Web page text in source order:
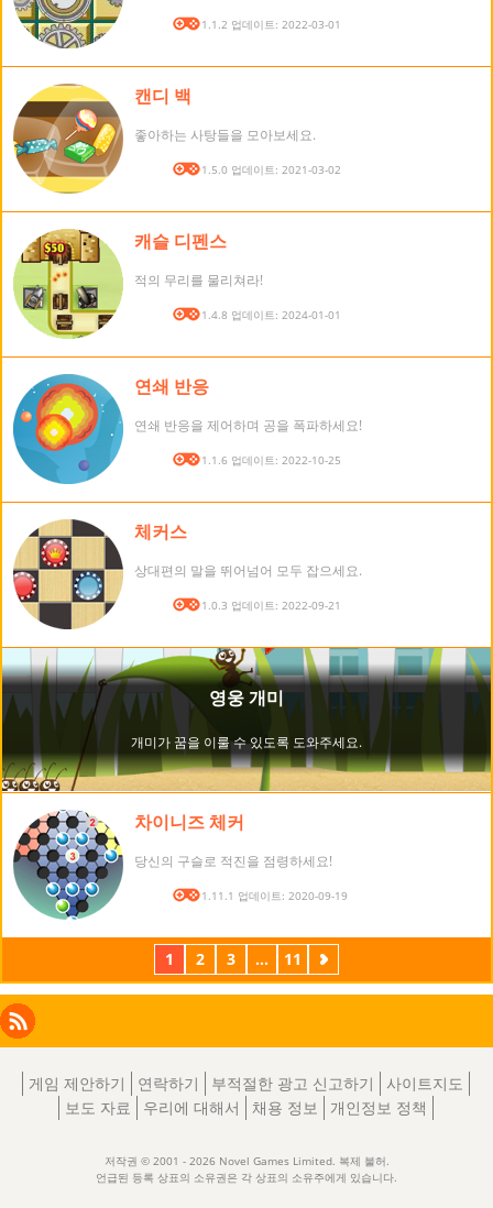
버전: 1.1.2 업데이트: 2022-03-01
캔디 백
좋아하는 사탕들을 모아보세요.
버전: 1.5.0 업데이트: 2021-03-02
캐슬 디펜스
적의 무리를 물리쳐라!
버전: 1.4.8 업데이트: 2024-01-01
연쇄 반응
연쇄 반응을 제어하며 공을 폭파하세요!
버전: 1.1.6 업데이트: 2022-10-25
체커스
상대편의 말을 뛰어넘어 모두 잡으세요.
버전: 1.0.3 업데이트: 2022-09-21
차이니즈 체커
당신의 구슬로 적진을 점령하세요!
버전: 1.11.1 업데이트: 2020-09-19
1 2 3 ... 11
다
음
Facebook
Instagram
X
LinkedIn
RSS
게임 제안하기 연락하기 부적절한 광고 신고하기
사이트지도
보도 자료
우리에 대해서 채용 정보 개인정보 정책
저작권 © 2001 - 2026 Novel Games Limited. 복제 불허.
언급된 등록 상표의 소유권은 각 상표의 소유주에게 있습니다.